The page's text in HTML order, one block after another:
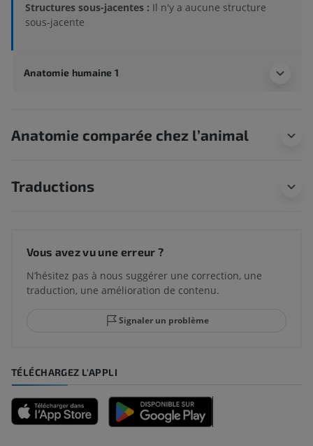
Structures sous-jacentes : Il n'y a aucune structure
sous-jacente
Anatomie humaine 1
Anatomie comparée chez l’animal
Traductions
Vous avez vu une erreur ?
N’hésitez pas à nous suggérer une correction, une
traduction, une amélioration de contenu.
Signaler un problème
TÉLÉCHARGEZ L'APPLI